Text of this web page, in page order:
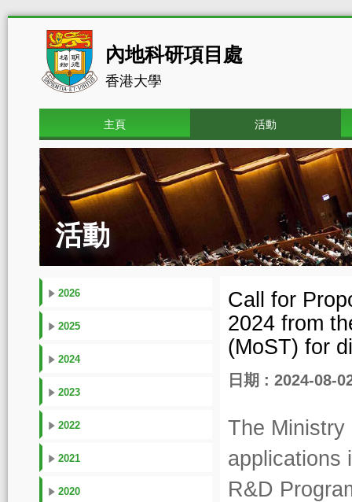
內地科研項目處
香港大學
主頁 活動
活動
2026
2025
2024
2023
2022
2021
2020
Call for
2024 from
(MoST) for
日期 : 2024-08-
The Ministry
applications
R&D